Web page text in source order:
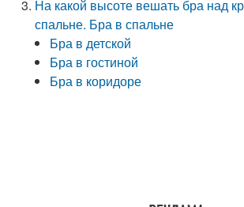
На какой высоте вешать бра над
спальне. Бра в спальне
Бра в детской
Бра в гостиной
Бра в коридоре